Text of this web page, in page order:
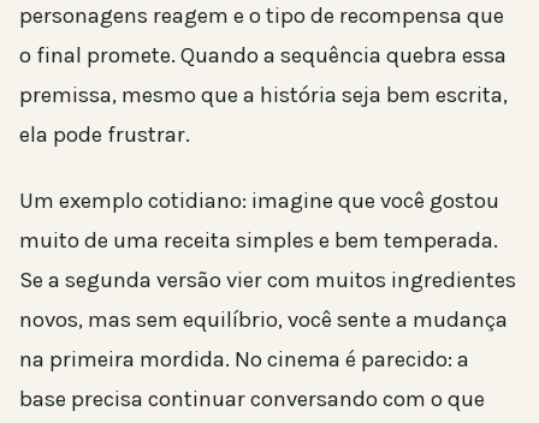
personagens reagem e o tipo de recompensa que
o final promete. Quando a sequência quebra essa
premissa, mesmo que a história seja bem escrita,
ela pode frustrar.
Um exemplo cotidiano: imagine que você gostou
muito de uma receita simples e bem temperada.
Se a segunda versão vier com muitos ingredientes
novos, mas sem equilíbrio, você sente a mudança
na primeira mordida. No cinema é parecido: a
base precisa continuar conversando com o que